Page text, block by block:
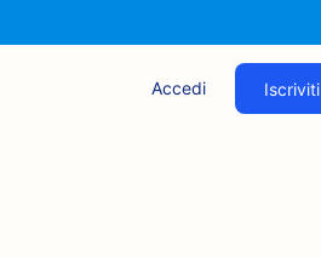
Accedi Iscriviti